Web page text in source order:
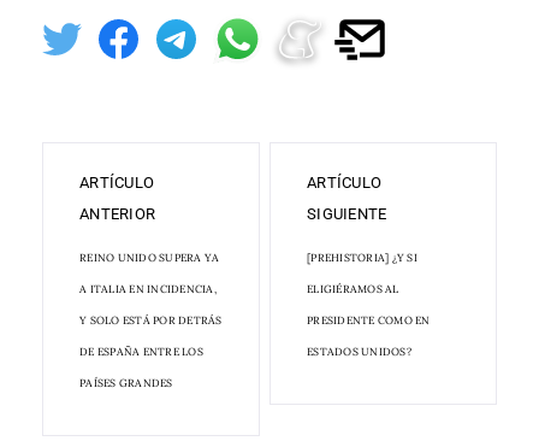
ARTÍCULO
ANTERIOR
REINO UNIDO SUPERA YA
A ITALIA EN INCIDENCIA,
Y SOLO ESTÁ POR DETRÁS
DE ESPAÑA ENTRE LOS
PAÍSES GRANDES
ARTÍCULO
SIGUIENTE
[PREHISTORIA] ¿Y SI
ELIGIÉRAMOS AL
PRESIDENTE COMO EN
ESTADOS UNIDOS?